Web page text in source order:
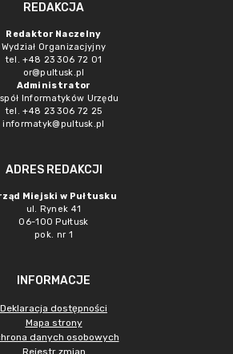
REDAKCJA
Redaktor Naczelny
Wydział Organizacjyjny
tel. +48 23 306 72 01
or@pultusk.pl
Administrator
Informatyków Urzędu
tel. +48 23 306 72 25
informatyk@pultusk.pl
ADRES REDAKCJI
Miejski w Pułtusku
ul. Rynek 41
06-100 Pułtusk
pok. nr 1
INFORMACJE
Deklaracja dostępności
Mapa strony
danych osobowych
Rejestr zmian